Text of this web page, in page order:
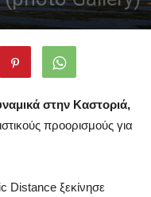
στην Καστοριά,
προορισμούς για
Distance ξεκίνησε